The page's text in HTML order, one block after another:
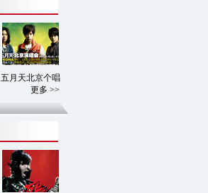
五月天北京个唱
更多 >>